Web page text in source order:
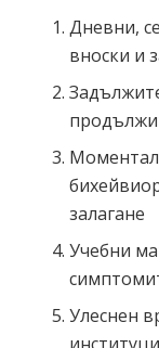
Дневни,
вноски и
залагане
Учебни
Улеснен